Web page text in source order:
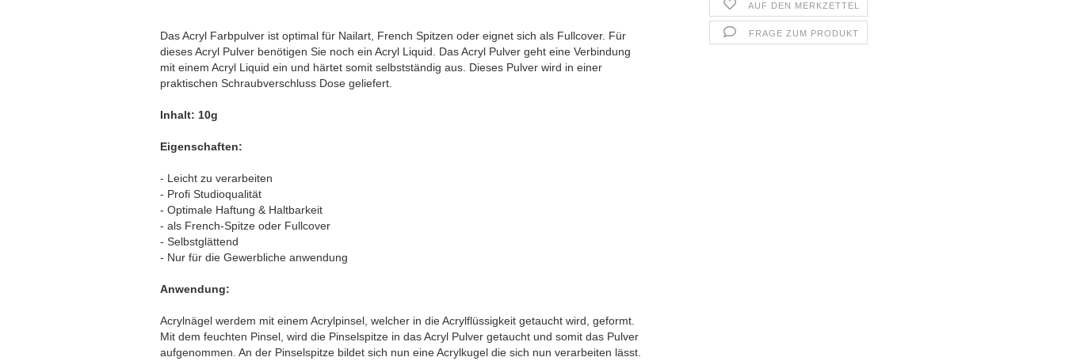
AUF DEN MERKZETTEL
FRAGE ZUM PRODUKT
Das Acryl Farbpulver ist optimal für Nailart, French Spitzen oder eignet sich als Fullcover. Für
dieses Acryl Pulver benötigen Sie noch ein Acryl Liquid. Das Acryl Pulver geht eine Verbindung
mit einem Acryl Liquid ein und härtet somit selbstständig aus. Dieses Pulver wird in einer
praktischen Schraubverschluss Dose geliefert.
Inhalt: 10g
Eigenschaften:
- Leicht zu verarbeiten
- Profi Studioqualität
- Optimale Haftung & Haltbarkeit
- als French-Spitze oder Fullcover
- Selbstglättend
- Nur für die Gewerbliche anwendung
Anwendung:
Acrylnägel werdem mit einem Acrylpinsel, welcher in die Acrylflüssigkeit getaucht wird, geformt.
Mit dem feuchten Pinsel, wird die Pinselspitze in das Acryl Pulver getaucht und somit das Pulver
aufgenommen. An der Pinselspitze bildet sich nun eine Acrylkugel die sich nun verarbeiten lässt.